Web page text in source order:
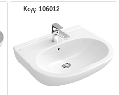
Код: 106012